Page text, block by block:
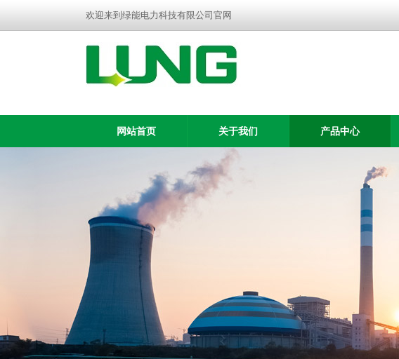
欢迎来到绿能电力科技有限公司官网
网站首页 关于我们 产品中心